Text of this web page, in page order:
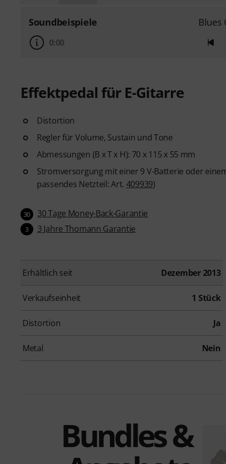
Soundbeispiele Blues
0:00
Effektpedal für E-Gitarre
Distortion
Regler für Volume, Sustain und Tone
Abmessungen (B x T x H): 70 x 115 x 55 mm
Stromversorgung mit einer 9 V-Batterie oder
passendes Netzteil: Art. 409939)
30 30 Tage Money-Back-Garantie
3 3 Jahre Thomann Garantie
Erhältlich seit Dezember 2013
Verkaufseinheit 1 Stück
Distortion Ja
Metal Nein
Bundles &